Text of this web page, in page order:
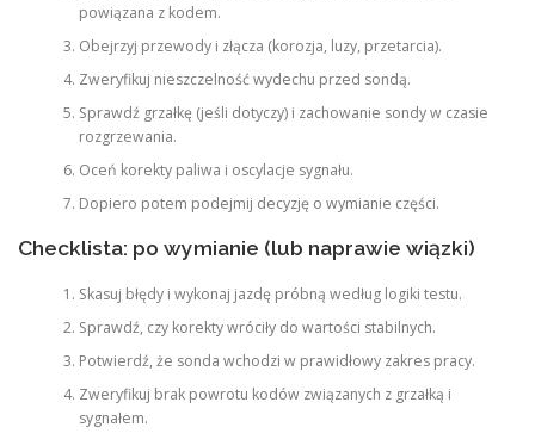
powiązana z kodem.
Obejrzyj przewody i złącza (korozja, luzy, przetarcia).
Zweryfikuj nieszczelność wydechu przed sondą.
Sprawdź grzałkę (jeśli dotyczy) i zachowanie sondy w czasie
rozgrzewania.
Oceń korekty paliwa i oscylacje sygnału.
Dopiero potem podejmij decyzję o wymianie części.
Checklista: po wymianie (lub naprawie wiązki)
Skasuj błędy i wykonaj jazdę próbną według logiki testu.
Sprawdź, czy korekty wróciły do wartości stabilnych.
Potwierdź, że sonda wchodzi w prawidłowy zakres pracy.
Zweryfikuj brak powrotu kodów związanych z grzałką i
sygnałem.